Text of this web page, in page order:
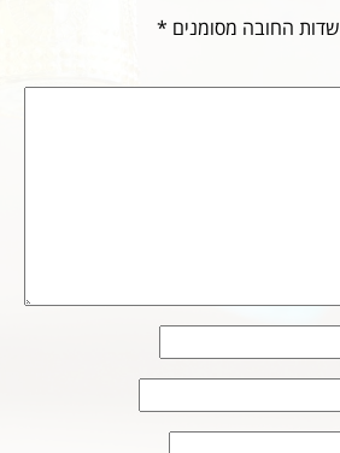
שדות החובה מסומנים *